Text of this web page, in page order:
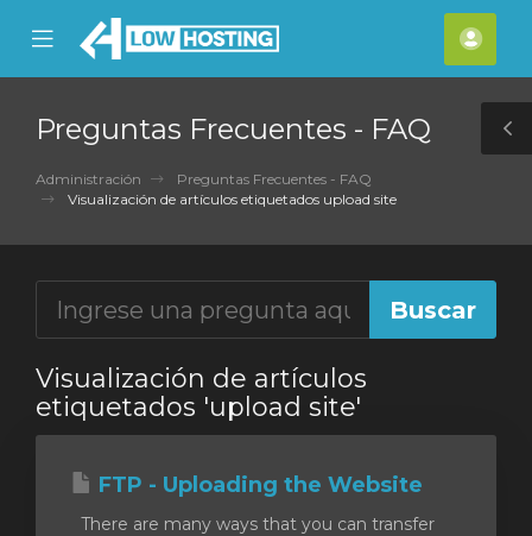
Mobile
Menu
Preguntas Frecuentes - FAQ
Administración
Preguntas Frecuentes - FAQ
Visualización de artículos etiquetados upload site
Visualización de artículos
etiquetados 'upload site'
FTP - Uploading the Website
There are many ways that you can transfer